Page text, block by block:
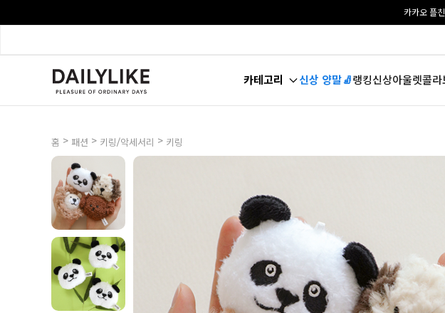
카카오 플
카테고리 신상 양말🧦랭킹신상아울렛콜라
홈 > 패션 > 키링/악세서리 > 키링